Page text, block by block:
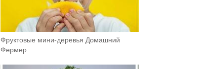
Фруктовыe мини-деревья Домашний
Фермер